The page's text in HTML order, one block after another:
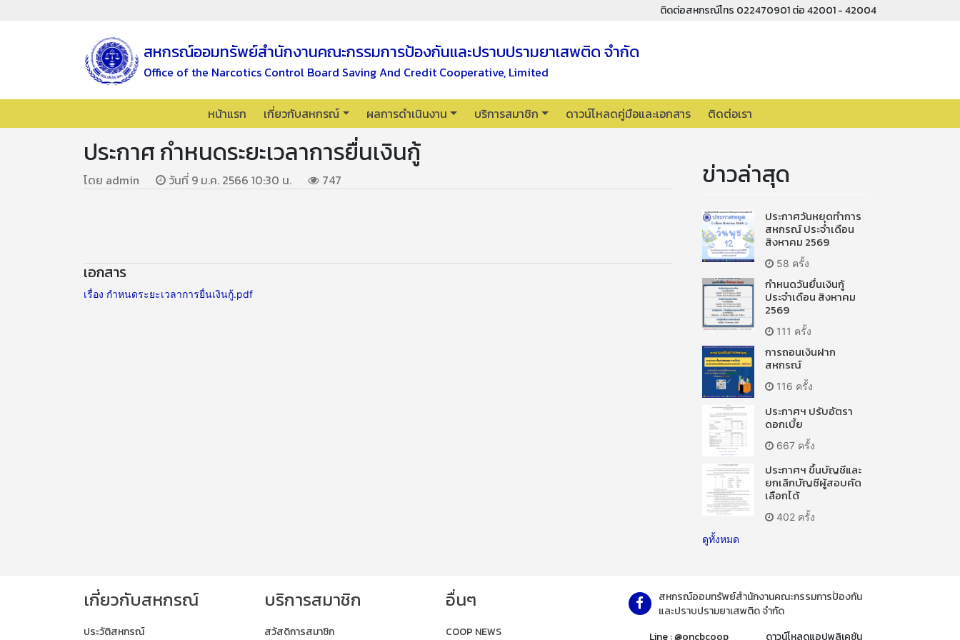
ติดต่อสหกรณ์โทร 022470901 ต่อ 42001 - 42004
สหกรณ์ออมทรัพย์สำนักงานคณะกรรมการป้องกันและปราบปรามยาเสพติด จำกัด
Office of the Narcotics Control Board Saving And Credit Cooperative, Limited
หน้าแรก เกี่ยวกับสหกรณ์ ผลการดำเนินงาน บริการสมาชิก ดาวน์โหลดคู่มือและเอกสาร ติดต่อเรา
ประกาศ กำหนดระยะเวลาการยื่นเงินกู้
โดย admin วันที่ 9 ม.ค. 2566 10:30 น. 747
เอกสาร
เรื่อง กำหนดระยะเวลาการยื่นเงินกู้.pdf
ข่าวล่าสุด
ประกาศวันหยุดทำการ
สหกรณ์ ประจำเดือน
สิงหาคม 2569
58 ครั้ง
กำหนดวันยื่นเงินกู้
ประจำเดือน สิงหาคม
2569
111 ครั้ง
การถอนเงินฝาก
สหกรณ์
116 ครั้ง
ประกาศฯ ปรับอัตรา
ดอกเบี้ย
667 ครั้ง
ประกาศฯ ขึ้นบัญชีและ
ยกเลิกบัญชีผู้สอบคัด
เลือกได้
402 ครั้ง
ดูทั้งหมด
เกี่ยวกับสหกรณ์
ประวัติสหกรณ์
บริการสมาชิก
สวัสดิการสมาชิก
อื่นๆ
COOP NEWS
สหกรณ์ออมทรัพย์สำนักงานคณะกรรมการป้องกัน
และปราบปรามยาเสพติด จำกัด